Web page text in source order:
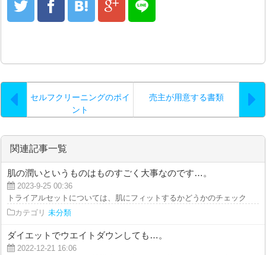
セルフクリーニングのポイ
ント
売主が用意する書類
関連記事一覧
肌の潤いというものはものすごく大事なのです…。
2023-9-25 00:36
トライアルセットについては、肌にフィットするかどうかのチェックにも
カテゴリ 未分類
ダイエットでウエイトダウンしても…。
2022-12-21 16:06